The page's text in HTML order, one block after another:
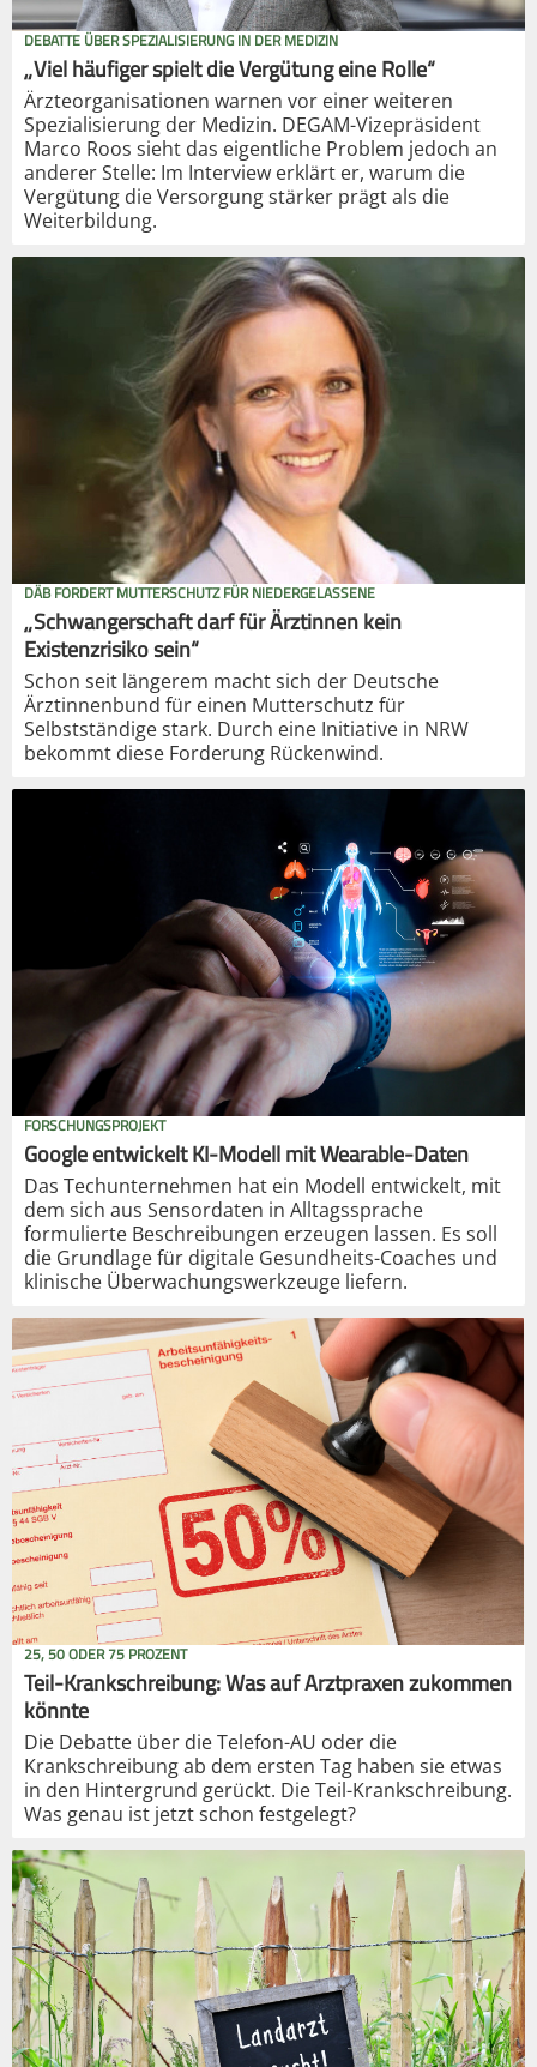
DEBATTE ÜBER SPEZIALISIERUNG IN DER MEDIZIN
„Viel häufiger spielt die Vergütung eine Rolle“
Ärzteorganisationen warnen vor einer weiteren
Spezialisierung der Medizin. DEGAM-Vizepräsident
Marco Roos sieht das eigentliche Problem jedoch an
anderer Stelle: Im Interview erklärt er, warum die
Vergütung die Versorgung stärker prägt als die
Weiterbildung.
DÄB FORDERT MUTTERSCHUTZ FÜR NIEDERGELASSENE
„Schwangerschaft darf für Ärztinnen kein
Existenzrisiko sein“
Schon seit längerem macht sich der Deutsche
Ärztinnenbund für einen Mutterschutz für
Selbstständige stark. Durch eine Initiative in NRW
bekommt diese Forderung Rückenwind.
FORSCHUNGSPROJEKT
Google entwickelt KI-Modell mit Wearable-Daten
Das Techunternehmen hat ein Modell entwickelt, mit
dem sich aus Sensordaten in Alltagssprache
formulierte Beschreibungen erzeugen lassen. Es soll
die Grundlage für digitale Gesundheits-Coaches und
klinische Überwachungswerkzeuge liefern.
25, 50 ODER 75 PROZENT
Teil-Krankschreibung: Was auf Arztpraxen zukommen
könnte
Die Debatte über die Telefon-AU oder die
Krankschreibung ab dem ersten Tag haben sie etwas
in den Hintergrund gerückt. Die Teil-Krankschreibung.
Was genau ist jetzt schon festgelegt?